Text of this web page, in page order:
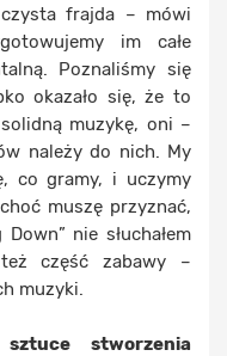
frajda – mówi
im całe
Poznaliśmy się
okazało się, że to
muzykę, oni –
należy do nich. My
co gramy, i uczymy
muszę przyznać,
nie słuchałem
część zabawy –
muzyki.
stworzenia